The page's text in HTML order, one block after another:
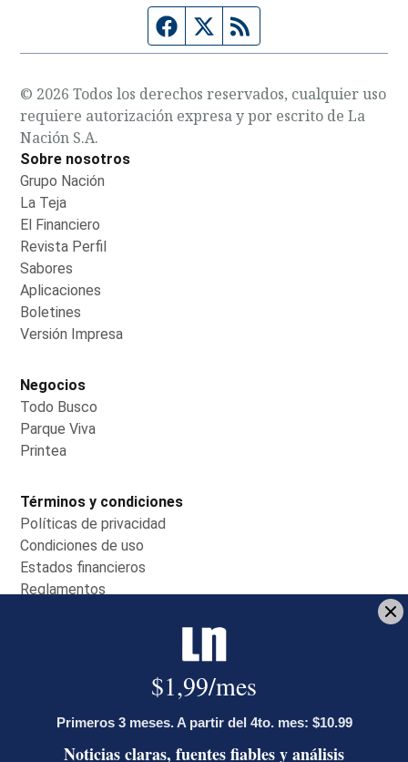
Página de Facebook
Fuente Twitter
© 2026 Todos los derechos reservados, cualquier uso
requiere autorización expresa y por escrito de La
Nación S.A.
Sobre nosotros
Grupo Nación
La Teja
El Financiero
Revista Perfil
Sabores
Aplicaciones
Boletines
Versión Impresa
Negocios
Todo Busco
Parque Viva
Printea
Términos y condiciones
Políticas de privacidad
Condiciones de uso
Estados financieros
Reglamentos
Opens in new window
Opens in new window